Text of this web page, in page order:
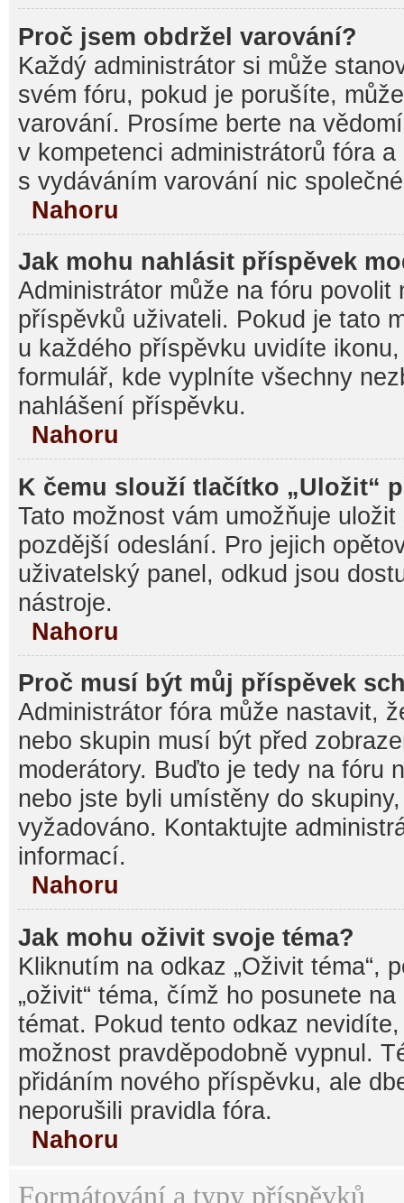
Proč jsem obdržel varování?
Každý administrátor si může
svém fóru, pokud je porušíte,
varování. Prosíme berte na
v kompetenci administrátorů fóra
s vydáváním varování nic
Nahoru
Jak mohu nahlásit příspěvek
Administrátor může na fóru povolit
příspěvků uživateli. Pokud je tato
u každého příspěvku uvidíte
formulář, kde vyplníte všechny
nahlášení příspěvku.
Nahoru
K čemu slouží tlačítko „Uložit“
Tato možnost vám umožňuje
pozdější odeslání. Pro jejich
uživatelský panel, odkud jsou
nástroje.
Nahoru
Proč musí být můj příspěvek
Administrátor fóra může nastavit,
nebo skupin musí být před
moderátory. Buďto je tedy na fóru
nebo jste byli umístěny do
vyžadováno. Kontaktujte
informací.
Nahoru
Jak mohu oživit svoje téma?
Kliknutím na odkaz „Oživit téma“,
„oživit“ téma, čímž ho posunete
témat. Pokud tento odkaz
možnost pravděpodobně vypnul.
přidáním nového příspěvku, ale
neporušili pravidla fóra.
Nahoru
Formátování a typy příspěvků